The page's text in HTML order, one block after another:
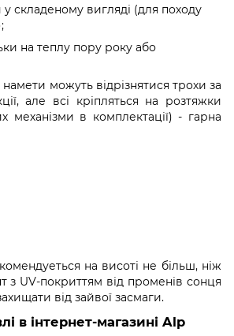
у складеному вигляді (для походу
на теплу пору року або
намети можуть відрізнятися трохи за
але всі кріпляться на розтяжки
механізми в комплектації) - гарна
на висоті не більш, ніж
з UV-покриттям від променів сонця
від зайвої засмаги.
в інтернет-магазині Alp